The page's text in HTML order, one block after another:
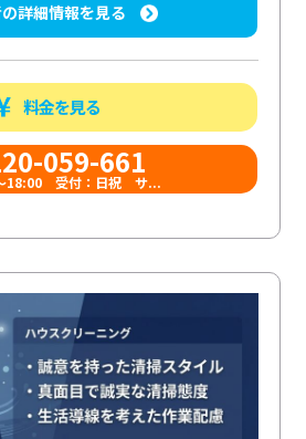
詳細情報を見る
料金を見る
059-661
18:00 受付：日祝 サ...